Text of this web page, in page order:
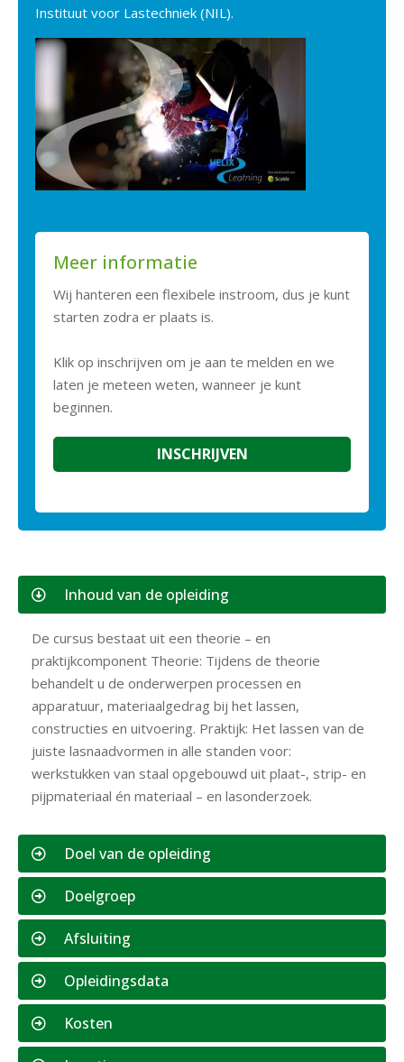
Instituut voor Lastechniek (NIL).
Meer informatie
Wij hanteren een flexibele instroom, dus je kunt
starten zodra er plaats is.
Klik op inschrijven om je aan te melden en we
laten je meteen weten, wanneer je kunt
beginnen.
INSCHRIJVEN
Inhoud van de opleiding
De cursus bestaat uit een theorie – en
praktijkcomponent Theorie: Tijdens de theorie
behandelt u de onderwerpen processen en
apparatuur, materiaalgedrag bij het lassen,
constructies en uitvoering. Praktijk: Het lassen van de
juiste lasnaadvormen in alle standen voor:
werkstukken van staal opgebouwd uit plaat-, strip- en
pijpmateriaal én materiaal – en lasonderzoek.
Doel van de opleiding
Doelgroep
Afsluiting
Opleidingsdata
Kosten